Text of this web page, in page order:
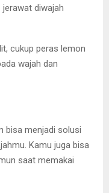
diwajah
cukup peras lemon
wajah dan
bisa menjadi solusi
Kamu juga bisa
saat memakai